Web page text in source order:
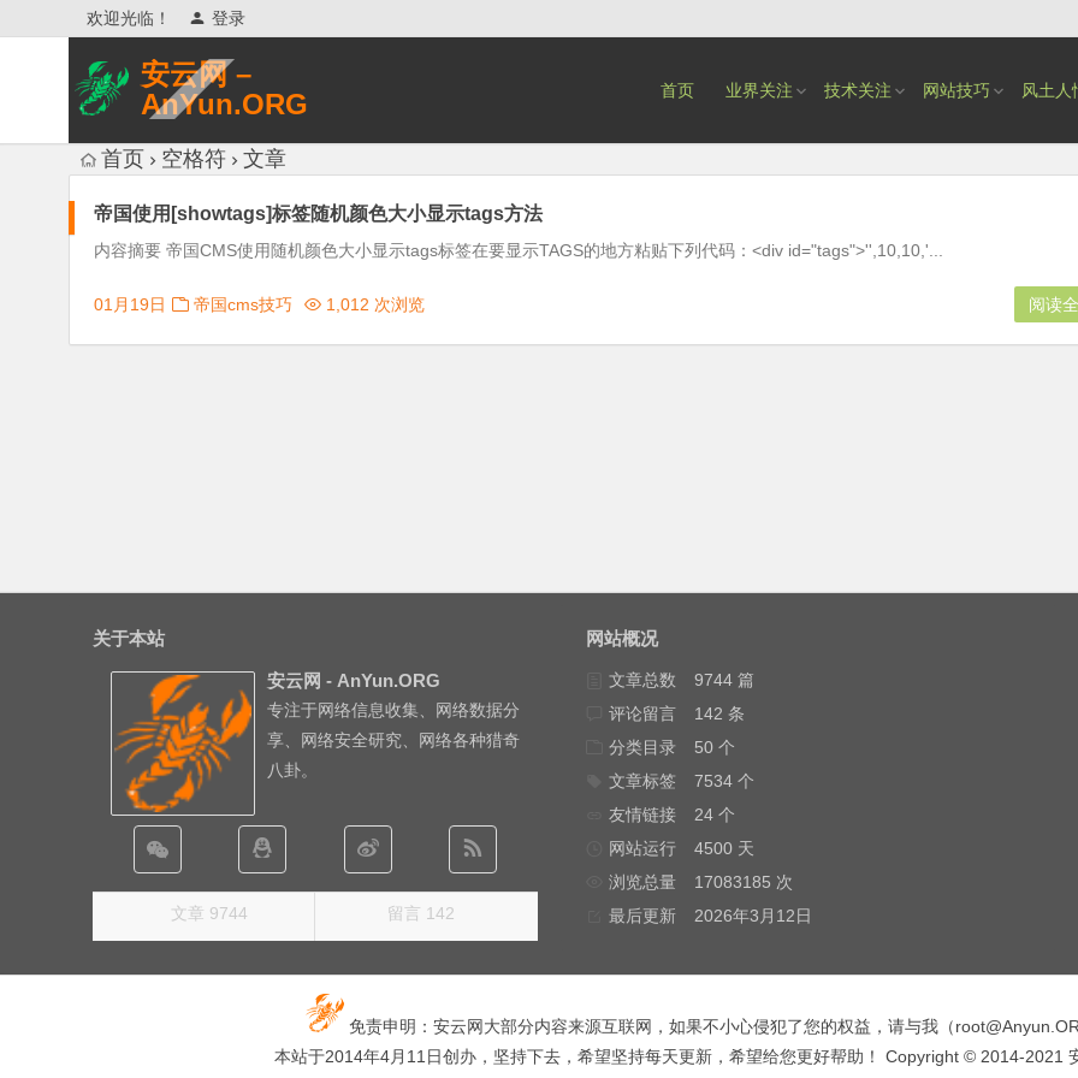
欢迎光临！ 登录
安云网 –
AnYun.ORG
网络安全研究、网络各种猎奇八卦。
首页 业界关注 技术关注 网站技巧 风土人
首页 空格符 文章
帝国使用[showtags]标签随机颜色大小显示tags方法
内容摘要 帝国CMS使用随机颜色大小显示tags标签在要显示TAGS的地方粘贴下列代码：<div id="tags">'',10,10,'...
01月19日 帝国cms技巧 1,012 次浏览 阅读
关于本站
安云网 - AnYun.ORG
专注于网络信息收集、网络数据分
享、网络安全研究、网络各种猎奇
八卦。
文章 9744 留言 142
网站概况
文章总数
9744 篇
评论留言
142 条
分类目录
50 个
文章标签
7534 个
友情链接
24 个
网站运行
4500 天
浏览总量
17083185 次
最后更新
2026年3月12日
免责申明：安云网大部分内容来源互联网，如果不小心侵犯了您的权益，请与我（
本站于2014年4月11日创办，坚持下去，希望坚持每天更新，希望给您更好帮助！ Copyright © 2014-2021